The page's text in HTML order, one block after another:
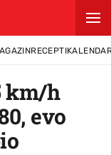
RECEPTI
km/h
evo